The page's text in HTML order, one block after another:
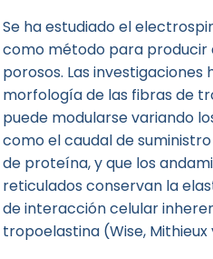
Se ha estudiado el
como método para producir
porosos. Las
morfología de las fibras de
puede modularse variando
como el caudal de
de proteína, y que los
reticulados conservan la
de interacción celular
tropoelastina (Wise, Mithieux